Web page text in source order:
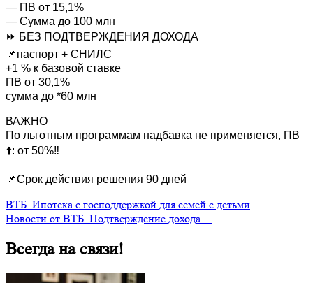
— ПВ от 15,1%
— Сумма до 100 млн
⏩️ БЕЗ ПОДТВЕРЖДЕНИЯ ДОХОДА
📌паспорт + СНИЛС
+1 % к базовой ставке
ПВ от 30,1%
сумма до *60 млн
ВАЖНО
По льготным программам надбавка не применяется, ПВ
⬆️: от 50%‼️
📌Срок действия решения 90 дней
ВТБ. Ипотека с господдержкой для семей с детьми
Новости от ВТБ. Подтверждение дохода…
Всегда на связи!